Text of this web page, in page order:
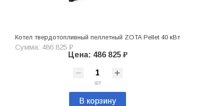
Котел твердотопливный пеллетный ZOTA Pellet 40 кВт
Сумма: 486 825 ₽
Цена: 486 825 ₽
шт
В корзину